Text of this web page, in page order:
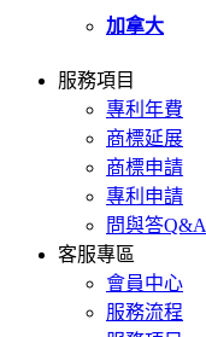
加拿大
服務項目
專利年費
商標延展
商標申請
專利申請
問與答Q&A
客服專區
會員中心
服務流程